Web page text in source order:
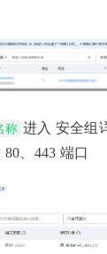
称 进入 安全组
、443 端口